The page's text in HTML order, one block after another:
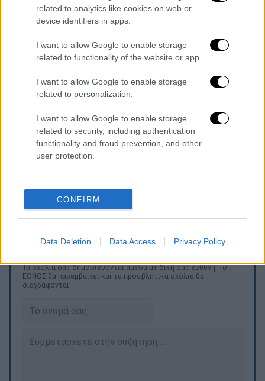
related to analytics like cookies on web or
device identifiers in apps.
I want to allow Google to enable storage
related to functionality of the website or app.
I want to allow Google to enable storage
related to personalization.
I want to allow Google to enable storage
related to security, including authentication
functionality and fraud prevention, and other
user protection.
CONFIRM
Data Deletion Data Access Privacy Policy
«Τις προάλλες βρήκα ένα κιλό κάσιους»,
είπε. «Σίγουρα θα τα προσθέσω στο πιάτο.
Βρήκα πολλά τυριά - τριμμένο τυρί και
το νέο έτος. Έχω μερικά μήλα, τα οποία
ταιριάζουν πολύ με το λάχανο που βρήκα.
Συχνά βρίσκω έτοιμες σαλάτες, και σε αυτές
που τα φύλλα έχουν μαραθεί, παίρνω μόνο
τις σως.Έχω φυλάξει εκατοντάδες
πακέτα»…
Πάντως πολλοί χρήστες εύλογα
αναρωτιούνται στα σχόλια στα βίντεό της
εάν δεν φοβάται για την υγεία της.
Τα σχολιά σας δημοσιεύονται άμεσα με δική σας ευθύνη. Το
ΕΘΝΟΣ θα παρεμβαίνει και τα προσβλητικά σχόλια θα
διαγράφονται